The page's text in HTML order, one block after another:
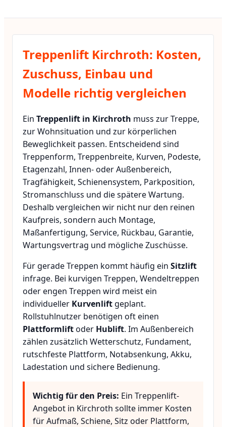
Treppenlift Kirchroth: Kosten,
Zuschuss, Einbau und
Modelle richtig vergleichen
Ein Treppenlift in Kirchroth muss zur Treppe,
zur Wohnsituation und zur körperlichen
Beweglichkeit passen. Entscheidend sind
Treppenform, Treppenbreite, Kurven, Podeste,
Etagenzahl, Innen- oder Außenbereich,
Tragfähigkeit, Schienensystem, Parkposition,
Stromanschluss und die spätere Wartung.
Deshalb vergleichen wir nicht nur den reinen
Kaufpreis, sondern auch Montage,
Maßanfertigung, Service, Rückbau, Garantie,
Wartungsvertrag und mögliche Zuschüsse.
Für gerade Treppen kommt häufig ein Sitzlift
infrage. Bei kurvigen Treppen, Wendeltreppen
oder engen Treppen wird meist ein
individueller Kurvenlift geplant.
Rollstuhlnutzer benötigen oft einen
Plattformliftoder Hublift. Im Außenbereich
zählen zusätzlich Wetterschutz, Fundament,
rutschfeste Plattform, Notabsenkung, Akku,
Ladestation und sichere Bedienung.
Wichtig für den Preis: Ein Treppenlift-
Angebot in Kirchroth sollte immer Kosten
für Aufmaß, Schiene, Sitz oder Plattform,